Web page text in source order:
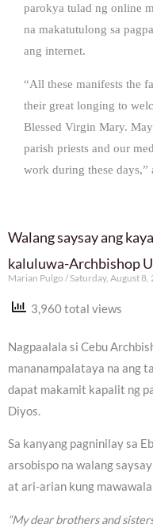
parokya tulad ng online
na makatutulong sa
ang internet.
“All these manifests the
their great longing to
Blessed Virgin Mary.
parish priests and our
work during these days,”
Walang saysay ang
kaluluwa-Archbishop
Marian Pulgo Saturday, August 8,
3,960 total views
Nagpaalala si Cebu
mananampalataya na ang
dapat makamit kapalit ng
Diyos.
Sa kanyang pagninilay sa
arsobispo na walang
at ari-arian kung
“My dear brothers and